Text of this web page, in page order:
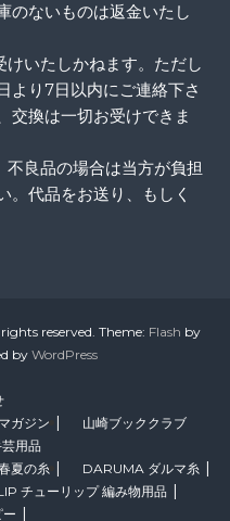
のないものは返金いたし
いたしかねます。ただし
より7日以内にご連絡下さ
交換は一切お受けできま
良品の場合は当方が負担
。代品をお送り、もしく
reserved. Theme: Flash by
by WordPress
ガジン
山崎ブッククラブ
用品
夏の糸
DARUMA ダルマ糸
チューリップ 編み物用品